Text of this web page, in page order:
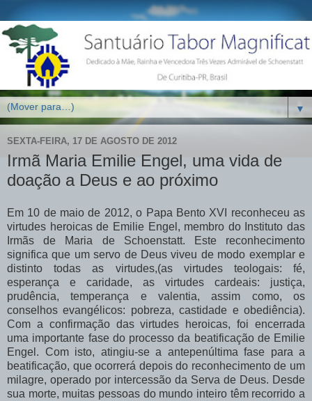
▼
SEXTA-FEIRA, 17 DE AGOSTO DE 2012
Irmã Maria Emilie Engel, uma vida de
doação a Deus e ao próximo
Em 10 de maio de 2012, o Papa Bento XVI reconheceu as
virtudes heroicas de Emilie Engel, membro do Instituto das
Irmãs de Maria de Schoenstatt. Este reconhecimento
significa que um servo de Deus viveu de modo exemplar e
distinto todas as virtudes,(as virtudes teologais: fé,
esperança e caridade, as virtudes cardeais: justiça,
prudência, temperança e valentia, assim como, os
conselhos evangélicos: pobreza, castidade e obediência).
Com a confirmação das virtudes heroicas, foi encerrada
uma importante fase do processo da beatificação de Emilie
Engel. Com isto, atingiu-se a antepenúltima fase para a
beatificação, que ocorrerá depois do reconhecimento de um
milagre, operado por intercessão da Serva de Deus. Desde
sua morte, muitas pessoas do mundo inteiro têm recorrido a